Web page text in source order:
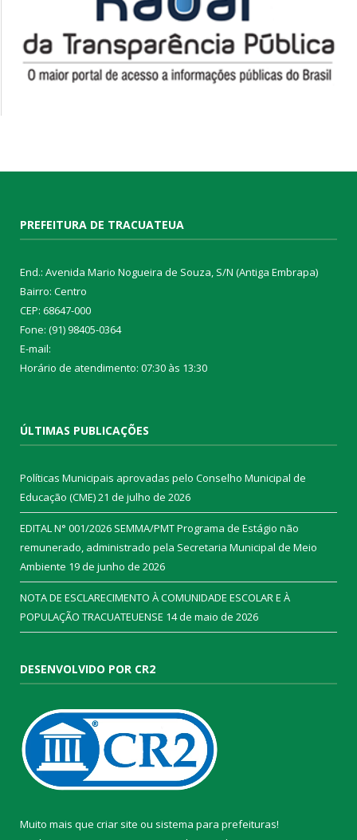
PREFEITURA DE TRACUATEUA
End.: Avenida Mario Nogueira de Souza, S/N (Antiga Embrapa)
Bairro: Centro
CEP: 68647-000
Fone: (91) 98405-0364
E-mail:
Horário de atendimento: 07:30 às 13:30
ÚLTIMAS PUBLICAÇÕES
Políticas Municipais aprovadas pelo Conselho Municipal de
Educação (CME)21 de julho de 2026
EDITAL N° 001/2026 SEMMA/PMT Programa de Estágio não
remunerado, administrado pela Secretaria Municipal de Meio
Ambiente 19 de junho de 2026
NOTA DE ESCLARECIMENTO À COMUNIDADE ESCOLAR E À
POPULAÇÃO TRACUATEUENSE 14 de maio de 2026
DESENVOLVIDO POR CR2
Muito mais que criar site ou sistema para prefeituras!